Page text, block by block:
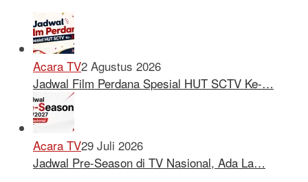
Acara TV2 Agustus 2026
Jadwal Film Perdana Spesial HUT SCTV Ke-…
Acara TV29 Juli 2026
Jadwal Pre-Season di TV Nasional, Ada La…